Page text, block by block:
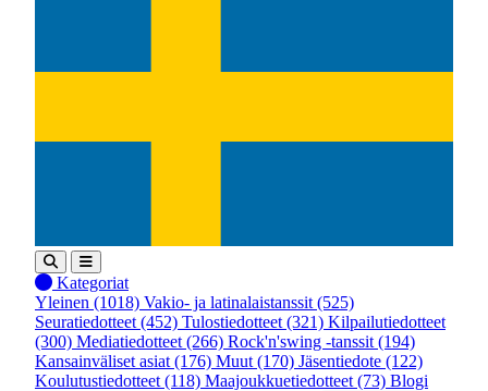
Kategoriat
Yleinen (1018) Vakio- ja latinalaistanssit (525)
Seuratiedotteet (452) Tulostiedotteet (321) Kilpailutiedotteet
(300) Mediatiedotteet (266) Rock'n'swing -tanssit (194)
Kansainväliset asiat (176) Muut (170) Jäsentiedote (122)
Koulutustiedotteet (118) Maajoukkuetiedotteet (73) Blogi